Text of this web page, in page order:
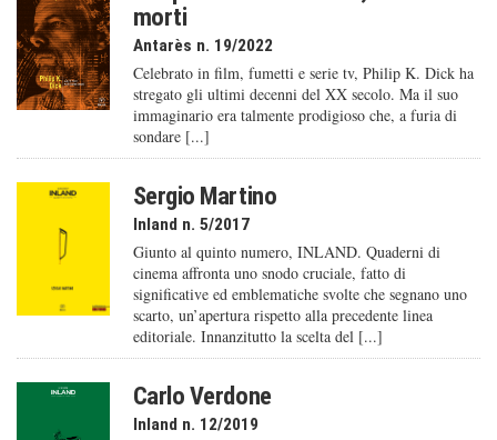
morti
Antarès n. 19/2022
Celebrato in film, fumetti e serie tv, Philip K. Dick ha
stregato gli ultimi decenni del XX secolo. Ma il suo
immaginario era talmente prodigioso che, a furia di
sondare [...]
Sergio Martino
Inland n. 5/2017
Giunto al quinto numero, INLAND. Quaderni di
cinema affronta uno snodo cruciale, fatto di
significative ed emblematiche svolte che segnano uno
scarto, un’apertura rispetto alla precedente linea
editoriale. Innanzitutto la scelta del [...]
Carlo Verdone
Inland n. 12/2019